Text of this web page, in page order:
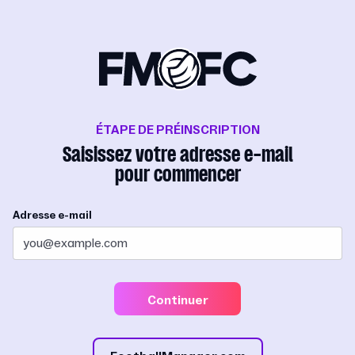
ÉTAPE DE PRÉINSCRIPTION
Saisissez votre adresse e-mail
pour commencer
Adresse e-mail
Continuer